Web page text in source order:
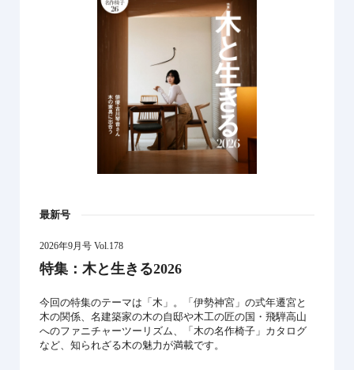
最新号
2026年9月号 Vol.178
特集：木と生きる2026
今回の特集のテーマは「木」。「伊勢神宮」の式年遷宮と
木の関係、名建築家の木の自邸や木工の匠の国・飛騨高山
へのファニチャーツーリズム、「木の名作椅子」カタログ
など、知られざる木の魅力が満載です。